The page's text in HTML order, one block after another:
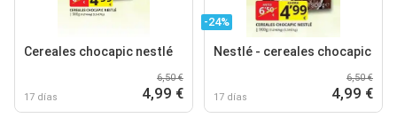
Cereales chocapic nestlé
17 días
6,50 €
4,99 €
-24%
Nestlé - cereales chocapic
17 días
6,50 €
4,99 €